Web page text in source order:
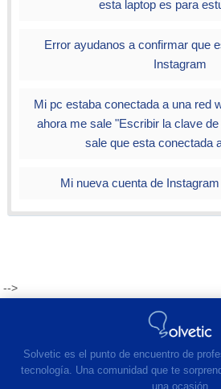
esta laptop es para
Error ayudanos a confirmar que
Instagram
Mi pc estaba conectada a una red
ahora me sale "Escribir la clave
sale que esta conectada
Mi nueva cuenta de
-->
Solvetic es el punto de encuentro de
tecnología. Una comunidad que te
una ocasión